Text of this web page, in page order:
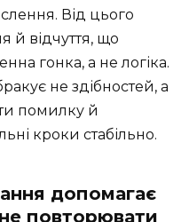
Від цього
й відчуття, що
гонка, а не логіка.
не здібностей, а
помилку й
кроки стабільно.
допомагає
повторювати